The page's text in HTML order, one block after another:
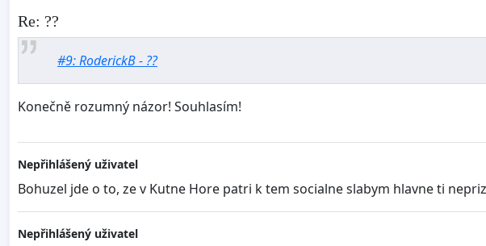
Re: ??
#9: RoderickB - ??
Konečně rozumný názor! Souhlasím!
Nepřihlášený uživatel
Bohuzel jde o to, ze v Kutne Hore patri k tem socialne slabym hlavne ti
Nepřihlášený uživatel